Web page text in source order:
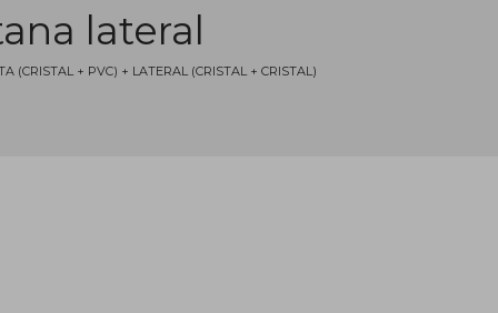
lateral
(CRISTAL + PVC) + LATERAL (CRISTAL + CRISTAL)